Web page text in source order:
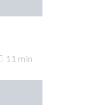
11 min